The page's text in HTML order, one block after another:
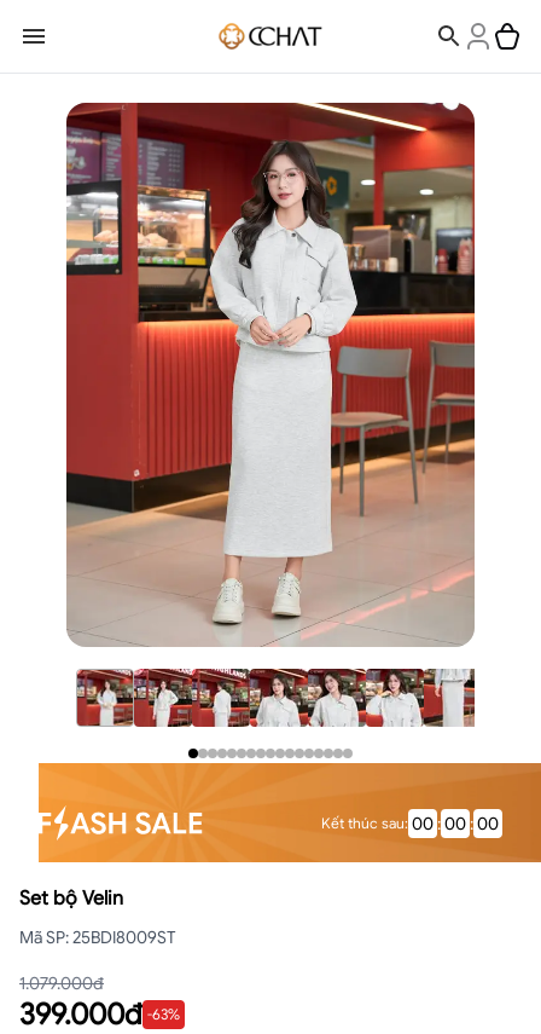
Kết thúc sau: 00 :00:00
Set bộ Velin
Mã SP:25BDI8009ST
1.079.000đ
399.000đ -63%